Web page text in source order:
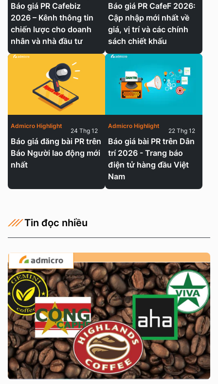
Báo giá PR Cafebiz
2026 – Kênh thông tin
chiến lược cho doanh
nhân và nhà đầu tư
Báo giá PR CafeF 2026:
Cập nhập mới nhất về
giá, vị trí và các chính
sách chiết khấu
Báo giá đăng bài PR trên
Báo Người lao động mới
nhất
Admicro Highlight
24 Thg 12
Báo giá bài PR trên Dân
trí 2026 - Trang báo
điện tử hàng đầu Việt
Nam
Admicro Highlight
22 Thg 12
Tin đọc nhiều